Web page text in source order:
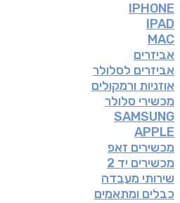
IPHONE
IPAD
MAC
אביזרים
אביזרים לסלולר
אוזניות ורמקולים
מכשירי סלולר
SAMSUNG
APPLE
מכשירים זאפ
מכשירים יד 2
שירותי מעבדה
כבלים ומתאמים